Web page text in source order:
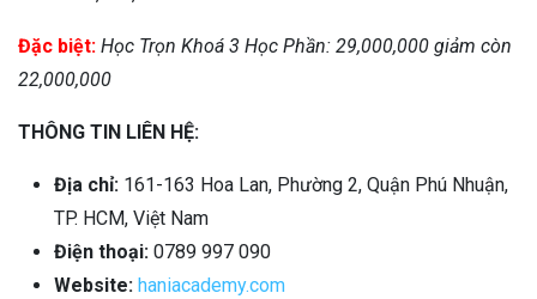
Đặc biệt: Học Trọn Khoá 3 Học Phần: 29,000,000 giảm còn
22,000,000
THÔNG TIN LIÊN HỆ:
Địa chỉ: 161-163 Hoa Lan, Phường 2, Quận Phú Nhuận,
TP. HCM, Việt Nam
Điện thoại: 0789 997 090
Website: haniacademy.com